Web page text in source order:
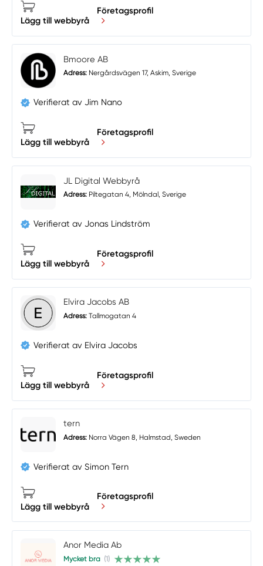
Lägg till webbyrå
Företagsprofil
Bmoore AB
Adress: Nergårdsvägen 17, Askim, Sverige
Verifierat av Jim Nano
Lägg till webbyrå
Företagsprofil
JL Digital Webbyrå
Adress: Piltegatan 4, Mölndal, Sverige
Verifierat av Jonas Lindström
Lägg till webbyrå
Företagsprofil
Elvira Jacobs AB
Adress: Tallmogatan 4
Verifierat av Elvira Jacobs
Lägg till webbyrå
Företagsprofil
tern
Adress: Norra Vägen 8, Halmstad, Sweden
Verifierat av Simon Tern
Lägg till webbyrå
Företagsprofil
Anor Media Ab
Mycket bra (1)